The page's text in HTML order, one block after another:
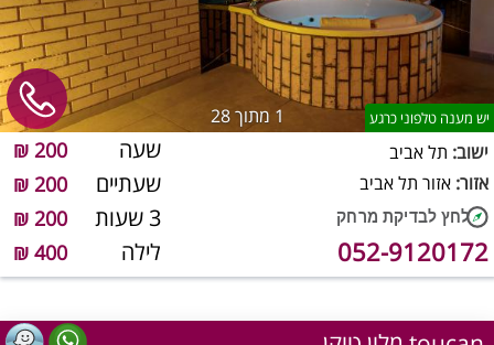
1 מתוך 28 יש מענה טלפוני כרגע
שעה 200 ₪
שעתיים 200 ₪
3 שעות 200 ₪
לילה 400 ₪
ישוב: תל אביב
אזור: אזור תל אביב
052-9120172